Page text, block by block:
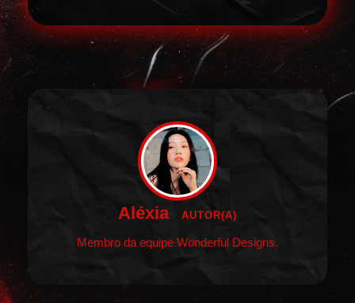
Aléxia AUTOR(A)
Membro da equipe Wonderful Designs.